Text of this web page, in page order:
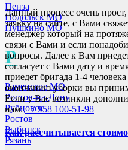
Пенза
Подольск МО
Пушкино МО
Р
Раменское МО
Ростов-на-Дону
Рубцовск
Ростов
Рыбинск
Рязань
Данный процесс очень
заявку на сайте, с Вами
менеджер который на
связи с Вами и если
вопросы. Далее к Вам
согласует с Вами дату и
приедет бригада 1-4
окончанию уборки вы
Если у Вас возникли
нам:+7 958 100-51-98
Как рассчитывается